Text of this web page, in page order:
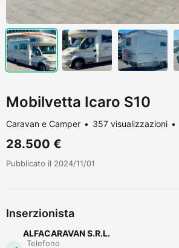
Mobilvetta Icaro S10
Caravan e Camper 357 visualizzazioni
28.500 €
Pubblicato il 2024/11/01
Inserzionista
ALFACARAVAN S.R.L.
Telefono